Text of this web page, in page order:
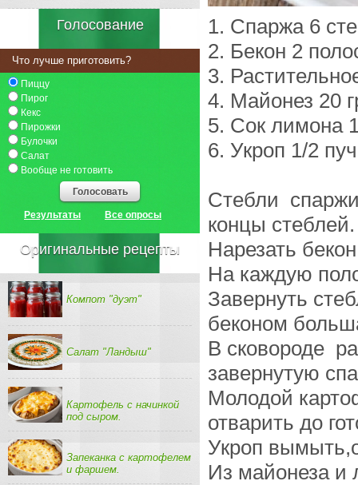
Голосование
Что лучше приготовить?
Пиццу
Пирог
Кекс
Пирожки
Булочки
Салат
Вообще не готовить
Голосовать
Результаты Все опросы
Оригинальные рецепты
Компот "дуэт"
Салат "Ландыш"
Картофель с начинкой
под сыром.
Запеканка с картофелем
и фаршем.
1. Спаржа 6
2. Бекон 2
3.
4. Майонез 20
5. Сок лимона
6. Укроп 1/2
Стебли
концы стеблей.
Нарезать
На каждую
Завернуть
беконом
В сковороде
завернутую
Молодой
отварить до
Укроп
Из майонеза и